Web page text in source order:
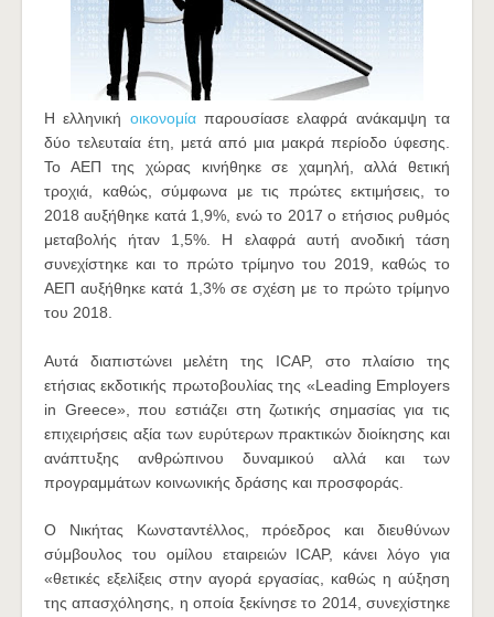
Η ελληνική οικονομίαπαρουσίασε ελαφρά ανάκαμψη τα
δύο τελευταία έτη, μετά από μια μακρά περίοδο ύφεσης.
Το ΑΕΠ της χώρας κινήθηκε σε χαμηλή, αλλά θετική
τροχιά, καθώς, σύμφωνα με τις πρώτες εκτιμήσεις, το
2018 αυξήθηκε κατά 1,9%, ενώ το 2017 ο ετήσιος ρυθμός
μεταβολής ήταν 1,5%. Η ελαφρά αυτή ανοδική τάση
συνεχίστηκε και το πρώτο τρίμηνο του 2019, καθώς το
ΑΕΠ αυξήθηκε κατά 1,3% σε σχέση με το πρώτο τρίμηνο
του 2018.
Αυτά διαπιστώνει μελέτη της ICAP, στο πλαίσιο της
ετήσιας εκδοτικής πρωτοβουλίας της «Leading Employers
in Greece», που εστιάζει στη ζωτικής σημασίας για τις
επιχειρήσεις αξία των ευρύτερων πρακτικών διοίκησης και
ανάπτυξης ανθρώπινου δυναμικού αλλά και των
προγραμμάτων κοινωνικής δράσης και προσφοράς.
O Νικήτας Κωνσταντέλλος, πρόεδρος και διευθύνων
σύμβουλος του ομίλου εταιρειών ICAP, κάνει λόγο για
«θετικές εξελίξεις στην αγορά εργασίας, καθώς η αύξηση
της απασχόλησης, η οποία ξεκίνησε το 2014, συνεχίστηκε